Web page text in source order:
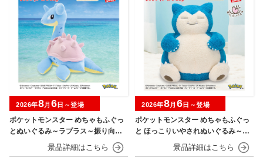
ポケットモンスター めちゃもふぐっ
とぬいぐるみ～ラプラス～振り向きv
2026年8月 6日～登場
ポケットモンスター めちゃもふぐっ
と ほっこりいやされぬいぐるみ～カ
2026年8月 6日～登場